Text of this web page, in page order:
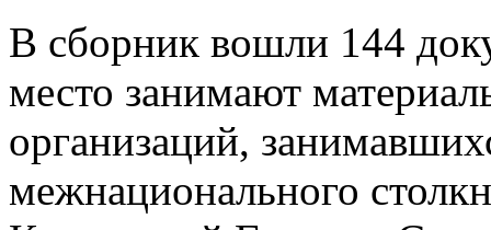
В сборник вошли 144
место занимают
организаций,
межнационального